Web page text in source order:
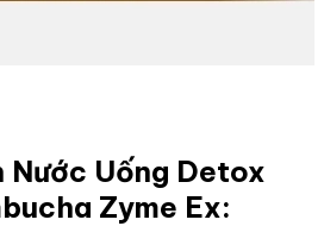
Nước Uống Detox
Zyme Ex: